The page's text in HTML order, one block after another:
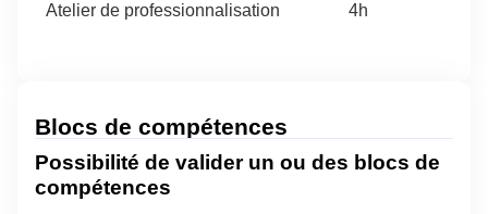
Atelier de professionnalisation 4h
Blocs de compétences
Possibilité de valider un ou des blocs de
compétences